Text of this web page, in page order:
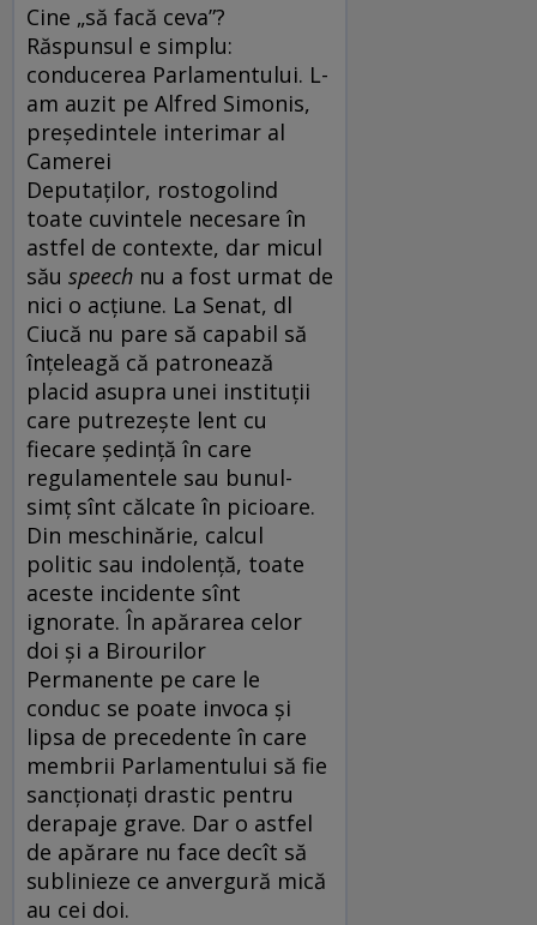
Cine „să facă ceva”?
Răspunsul e simplu:
conducerea Parlamentului. L-
am auzit pe Alfred Simonis,
președintele interimar al
Camerei
Deputaților, rostogolind
toate cuvintele necesare în
astfel de contexte, dar micul
său speech nu a fost urmat de
nici o acțiune. La Senat, dl
Ciucă nu pare să capabil să
înțeleagă că patronează
placid asupra unei instituții
care putrezește lent cu
fiecare ședință în care
regulamentele sau bunul-
simț sînt călcate în picioare.
Din meschinărie, calcul
politic sau indolență, toate
aceste incidente sînt
ignorate. În apărarea celor
doi și a Birourilor
Permanente pe care le
conduc se poate invoca și
lipsa de precedente în care
membrii Parlamentului să fie
sancționați drastic pentru
derapaje grave. Dar o astfel
de apărare nu face decît să
sublinieze ce anvergură mică
au cei doi.